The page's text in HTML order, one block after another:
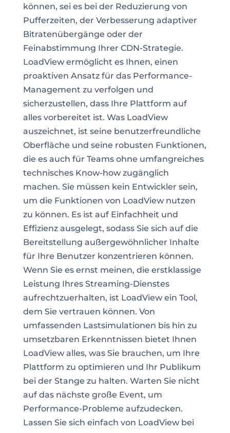
können, sei es bei der Reduzierung von
Pufferzeiten, der Verbesserung adaptiver
Bitratenübergänge oder der
Feinabstimmung Ihrer CDN-Strategie.
LoadView ermöglicht es Ihnen, einen
proaktiven Ansatz für das Performance-
Management zu verfolgen und
sicherzustellen, dass Ihre Plattform auf
alles vorbereitet ist. Was LoadView
auszeichnet, ist seine benutzerfreundliche
Oberfläche und seine robusten Funktionen,
die es auch für Teams ohne umfangreiches
technisches Know-how zugänglich
machen. Sie müssen kein Entwickler sein,
um die Funktionen von LoadView nutzen
zu können. Es ist auf Einfachheit und
Effizienz ausgelegt, sodass Sie sich auf die
Bereitstellung außergewöhnlicher Inhalte
für Ihre Benutzer konzentrieren können.
Wenn Sie es ernst meinen, die erstklassige
Leistung Ihres Streaming-Dienstes
aufrechtzuerhalten, ist LoadView ein Tool,
dem Sie vertrauen können. Von
umfassenden Lastsimulationen bis hin zu
umsetzbaren Erkenntnissen bietet Ihnen
LoadView alles, was Sie brauchen, um Ihre
Plattform zu optimieren und Ihr Publikum
bei der Stange zu halten. Warten Sie nicht
auf das nächste große Event, um
Performance-Probleme aufzudecken.
Lassen Sie sich einfach von LoadView bei